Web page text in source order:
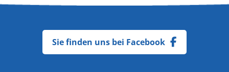
Sie finden uns bei Facebook